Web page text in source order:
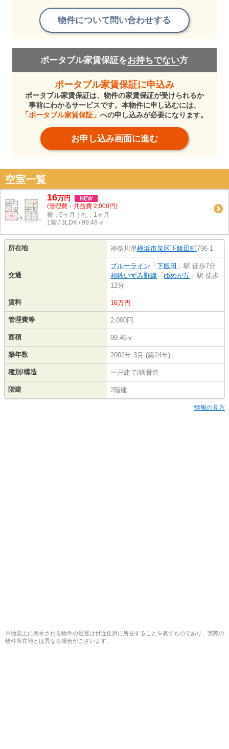
物件について問い合わせする
ポータブル家賃保証をお持ちでない方
ポータブル家賃保証に申込み
ポータブル家賃保証は、物件の家賃保証が受けられるか
事前にわかるサービスです。本物件に申し込むには、
「ポータブル家賃保証」 への申し込みが必要になります。
お申し込み画面に進む
空室一覧
16万円 NEW
(管理費・共益費 2,000円)
敷：0ヶ月｜礼：1ヶ月
1階 / 3LDK / 99.46㎡
所在地 神奈川県横浜市泉区下飯田町796-1
交通
ブルーライン 「 下飯田 」駅 徒歩7分
相鉄いずみ野線 「 ゆめが丘 」駅 徒歩
12分
賃料 16万円
管理費等 2,000円
面積 99.46㎡
築年数 2002年 3月 (築24年)
種別/構造 一戸建て/鉄骨造
階建 2階建
情報の見方
※地図上に表示される物件の位置は付近住所に所在することを表すものであり、実際の
物件所在地とは異なる場合がございます。